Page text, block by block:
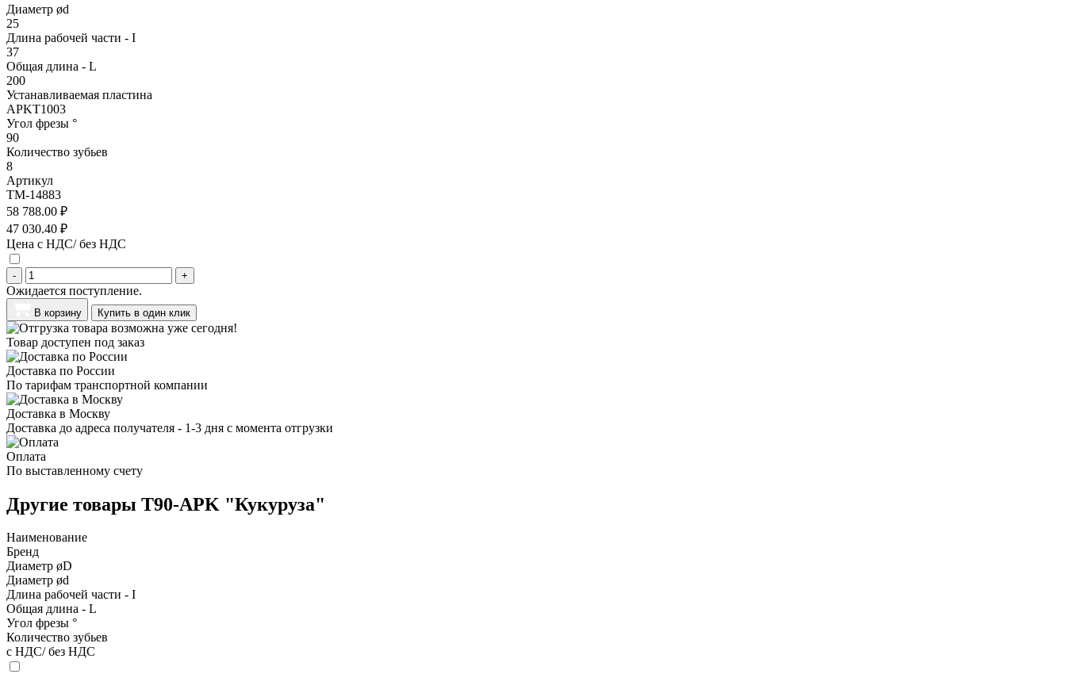
Диаметр ød
25
Длина рабочей части - I
37
Общая длина - L
200
Устанавливаемая пластина
APKT1003
Угол фрезы °
90
Количество зубьев
8
Артикул
TM-14883
58 788.00 ₽
47 030.40 ₽
Цена с НДС/ без НДС
- +
Ожидается поступление.
В корзину Купить в один клик
Товар доступен под заказ
Доставка по России
По тарифам транспортной компании
Доставка в Москву
Доставка до адреса получателя - 1-3 дня с момента отгрузки
Оплата
По выставленному счету
Другие товары T90-APK "Кукуруза"
Наименование
Бренд
Диаметр øD
Диаметр ød
Длина рабочей части - I
Общая длина - L
Угол фрезы °
Количество зубьев
с НДС/ без НДС